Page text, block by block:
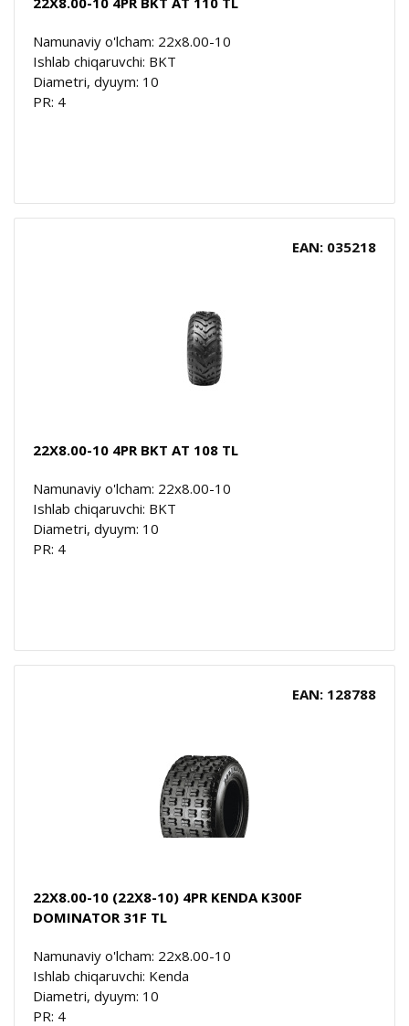
Namunaviy o'lcham: 22x8.00-10
Ishlab chiqaruvchi: BKT
Diametri, dyuym: 10
PR: 4
EAN: 035218
22X8.00-10 4PR BKT AT 108 TL
Namunaviy o'lcham: 22x8.00-10
Ishlab chiqaruvchi: BKT
Diametri, dyuym: 10
PR: 4
EAN: 128788
22X8.00-10 (22X8-10) 4PR KENDA K300F
DOMINATOR 31F TL
Namunaviy o'lcham: 22x8.00-10
Ishlab chiqaruvchi: Kenda
Diametri, dyuym: 10
PR: 4